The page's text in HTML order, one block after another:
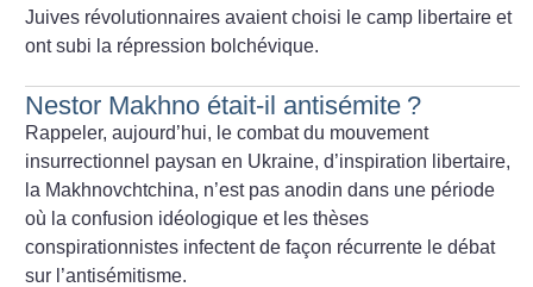
Juives révolutionnaires avaient choisi le camp libertaire et
ont subi la répression bolchévique.
Nestor Makhno était-il antisémite ?
Rappeler, aujourd’hui, le combat du mouvement
insurrectionnel paysan en Ukraine, d’inspiration libertaire,
la Makhnovchtchina, n’est pas anodin dans une période
où la confusion idéologique et les thèses
conspirationnistes infectent de façon récurrente le débat
sur l’antisémitisme.